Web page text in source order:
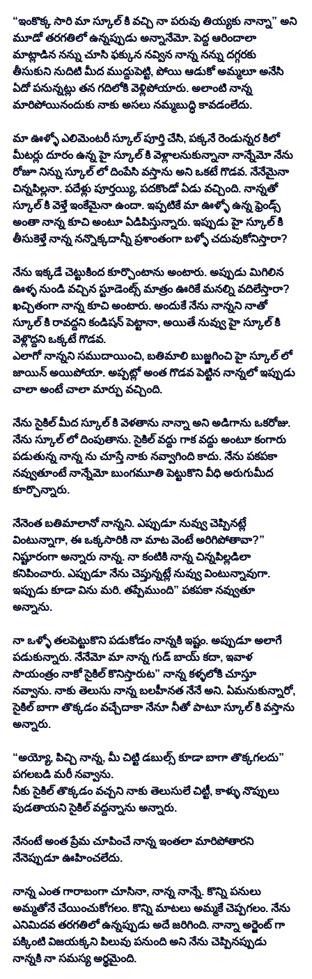
“ఇంకొక్క సారి మా స్కూల్ కి వచ్చి నా పరువు తియ్యకు నాన్నా” అని
మూడో తరగతిలో ఉన్నప్పుడు అన్నానేమో. పెద్ద ఆరిందాలా
మాట్లాడిన నన్ను చూసి ఫక్కున నవ్విన నాన్న నన్ను దగ్గరకు
తీసుకుని నుదిటి మీద ముద్దుపెట్టి, పోయి ఆడుకో అమ్మలూ అనేసి
ఏదో పనున్నట్లు తన గదిలోకి వెళ్లిపోయారు. అలాంటి నాన్న
మారిపోయినందుకు నాకు అసలు నమ్మబుద్ధి కావడంలేదు.
మా ఊళ్ళో ఎలిమెంటరీ స్కూల్ పూర్తి చేసి, పక్కనే రెండున్నర కిలో
మీటర్లు దూరం ఉన్న హై స్కూల్ కి వెళ్లాలనుకున్నానా నాన్నేమో నేను
రోజూ నిన్ను స్కూల్ లో దింపేసి వస్తాను అని ఒకటే గొడవ. నేనేమైనా
చిన్నపిల్లనా. పదేళ్లు పూర్తయ్యి, పదకొండో ఏడు వచ్చింది. నాన్నతో
స్కూల్ కి వెళ్తే ఇంకేమైనా ఉందా. ఇప్పటికే మా ఊళ్ళో ఉన్న ఫ్రెండ్స్
అంతా నాన్న కూచి అంటూ ఏడిపిస్తున్నారు. ఇప్పుడు హై స్కూల్ కి
తీసుకెళ్తే నాన్న నన్నొక్కదాన్నీ ప్రశాంతంగా బళ్ళో చదువుకోనిస్తారా?
నేను ఇక్కడే చెట్టుకింద కూర్చొంటాను అంటారు. అప్పుడు మిగిలిన
ఊళ్ళ నుండి వచ్చిన స్టూడెంట్స్ మాత్రం ఊరికే మనల్ని వదిలేస్తారా?
ఖచ్చితంగా నాన్న కూచి అంటారు. అందుకే నేను నాన్నని నాతో
స్కూల్ కి రావద్దని కండిషన్ పెట్టానా, అయితే నువ్వు హై స్కూల్ కి
వెళ్లొద్దని ఒక్కటే గొడవ.
ఎలాగో నాన్నని సముదాయించి, బతిమాలి బుజ్జగించి హై స్కూల్ లో
జాయిన్ అయిపోయా. అప్పట్లో అంత గొడవ పెట్టిన నాన్నలో ఇప్పుడు
చాలా అంటే చాలా మార్పు వచ్చింది.
నేను సైకిల్ మీద స్కూల్ కి వెళతాను నాన్నా అని అడిగాను ఒకరోజు.
నేను స్కూల్ లో దింపుతాను. సైకిల్ వద్దు గాక వద్దు అంటూ కంగారు
పడుతున్న నాన్న ను చూస్తే నాకు నవ్వాగింది కాదు. నేను పకపకా
నవ్వుతూంటే నాన్నేమో బుంగమూతి పెట్టుకొని వీధి అరుగుమీద
కూర్చొన్నారు.
నేనెంత బతిమాలానో నాన్నని. ఎప్పుడూ నువ్వు చెప్పినట్లే
వింటున్నాగా, ఈ ఒక్కసారికి నా మాట వెంటే అరిగిపోతావా?”
నిష్టూరంగా అన్నారు నాన్న. నా కంటికి నాన్న చిన్నపిల్లడిలా
కనిపించారు. ఎప్పుడూ నేను చెప్తున్నట్లే నువ్వు వింటున్నావుగా.
ఇప్పుడు కూడా విను మరి. తప్పేముంది” పకపకా నవ్వుతూ
అన్నాను.
నా ఒళ్ళో తలపెట్టుకొని పడుకోడం నాన్నకి ఇష్టం. అప్పుడూ అలాగే
పడుకున్నారు. నేనేమో మా నాన్న గుడ్ బాయ్ కదా, ఇవాళ
సాయంత్రం నాకో సైకిల్ కొనిస్తారుట” నాన్న కళ్ళలోకి చూస్తూ
నవ్వాను. నాకు తెలుసు నాన్న బలహీనత నేనే అని. ఏమనుకున్నారో,
సైకిల్ బాగా తొక్కడం వచ్చేదాకా నేనూ నీతో పాటూ స్కూల్ కి వస్తాను
అన్నారు.
“అయ్యో, పిచ్చి నాన్న, మీ చిట్టి డబుల్స్ కూడా బాగా తొక్కగలదు”
పగలబడి మరీ నవ్వాను.
నీకు సైకిల్ తొక్కడం వచ్చని నాకు తెలుసులే చిట్టీ, కాళ్ళు నొప్పులు
పుడతాయని సైకిల్ వద్దన్నాను అన్నారు.
నేనంటే అంత ప్రేమ చూపించే నాన్న ఇంతలా మారిపోతారని
నేనెప్పుడూ ఊహించలేదు.
నాన్న ఎంత గారాబంగా చూసినా, నాన్న నాన్నే. కొన్ని పనులు
అమ్మతోనే చేయించుకోగలం. కొన్ని మాటలు అమ్మకే చెప్పగలం. నేను
ఎనిమిదవ తరగతిలో ఉన్నప్పుడు అదే జరిగింది. నాన్నా అర్జెంట్ గా
పక్కింటి విజయక్కని పిలువు పనుంది అని నేను చెప్పినప్పుడు
నాన్నకి నా సమస్య అర్థమైంది.